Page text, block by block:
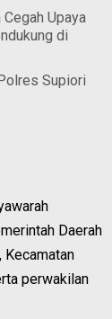
Upaya
di
Supiori
Daerah
Kecamatan
perwakilan